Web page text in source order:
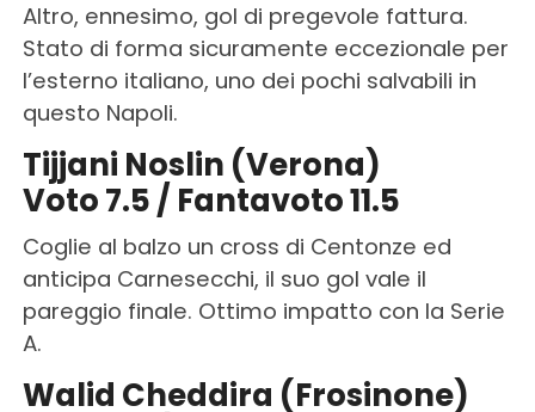
Altro, ennesimo, gol di pregevole fattura.
Stato di forma sicuramente eccezionale per
l’esterno italiano, uno dei pochi salvabili in
questo Napoli.
Tijjani Noslin (Verona)
Voto 7.5 / Fantavoto 11.5
Coglie al balzo un cross di Centonze ed
anticipa Carnesecchi, il suo gol vale il
pareggio finale. Ottimo impatto con la Serie
A.
Walid Cheddira (Frosinone)